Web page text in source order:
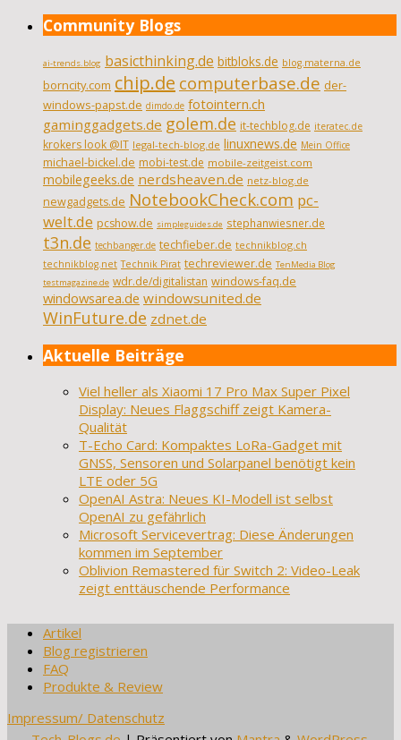
Community Blogs
ai-trends.blog basicthinking.de bitbloks.de blog.materna.de
borncity.com chip.de computerbase.de der-
windows-papst.de dimdo.de fotointern.ch
gaminggadgets.de golem.de it-techblog.de iteratec.de
krokers look @IT legal-tech-blog.de linuxnews.de Mein Office
michael-bickel.de mobi-test.de mobile-zeitgeist.com
mobilegeeks.de nerdsheaven.de netz-blog.de
newgadgets.de NotebookCheck.com pc-
welt.de pcshow.de simpleguides.de stephanwiesner.de
t3n.de techbanger.de techfieber.de technikblog.ch
technikblog.net Technik Pirat techreviewer.de TenMedia Blog
testmagazine.de wdr.de/digitalistan windows-faq.de
windowsarea.de windowsunited.de
WinFuture.de zdnet.de
Aktuelle Beiträge
Viel heller als Xiaomi 17 Pro Max Super Pixel
Display: Neues Flaggschiff zeigt Kamera-
Qualität
T-Echo Card: Kompaktes LoRa-Gadget mit
GNSS, Sensoren und Solarpanel benötigt kein
LTE oder 5G
OpenAI Astra: Neues KI-Modell ist selbst
OpenAI zu gefährlich
Microsoft Servicevertrag: Diese Änderungen
kommen im September
Oblivion Remastered für Switch 2: Video-Leak
zeigt enttäuschende Performance
Artikel
Blog registrieren
FAQ
Produkte & Review
Impressum/ Datenschutz